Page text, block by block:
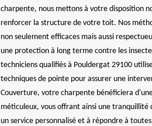
charpente, nous mettons à votre disposition
renforcer la structure de votre toit. Nos
non seulement efficaces mais aussi
une protection à long terme contre les
techniciens qualifiés à Pouldergat 29100
techniques de pointe pour assurer une
Couverture, votre charpente bénéficiera
méticuleux, vous offrant ainsi une tranquillité
un service personnalisé et à répondre à